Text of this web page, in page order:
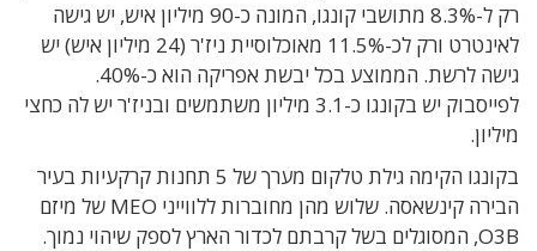
רק ל-8.3% מתושבי קונגו, המונה כ-90 מיליון איש, יש גישה
לאינטרט ורק לכ-11.5% מאוכלוסיית ניז'ר (24 מיליון איש) יש
גישה לרשת. הממוצע בכל יבשת אפריקה הוא כ-40%.
לפייסבוק יש בקונגו כ-3.1 מיליון משתמשים ובניז'ר יש לה כחצי
מיליון.
בקונגו הקימה גילת טלקום מערך של 5 תחנות קרקעיות בעיר
הבירה קינשאסה. שלוש מהן מחוברות ללווייני MEO של מיזם
O3B, המסוגלים בשל קרבתם לכדור הארץ לספק שיהוי נמוך.